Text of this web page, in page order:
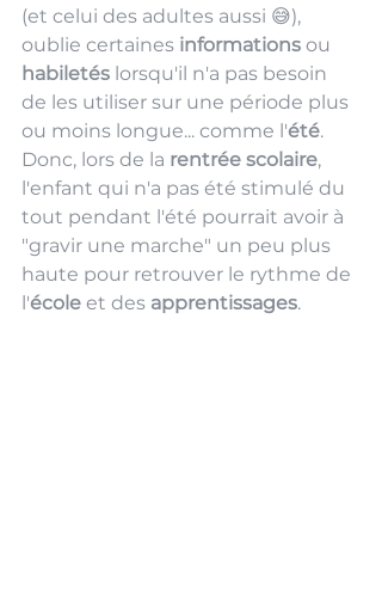
(et celui des adultes aussi 😅),
oublie certaines informations ou
habiletés lorsqu'il n'a pas besoin
de les utiliser sur une période plus
ou moins longue... comme l'été.
Donc, lors de la rentrée scolaire,
l'enfant qui n'a pas été stimulé du
tout pendant l'été pourrait avoir à
"gravir une marche" un peu plus
haute pour retrouver le rythme de
l'école et des apprentissages.